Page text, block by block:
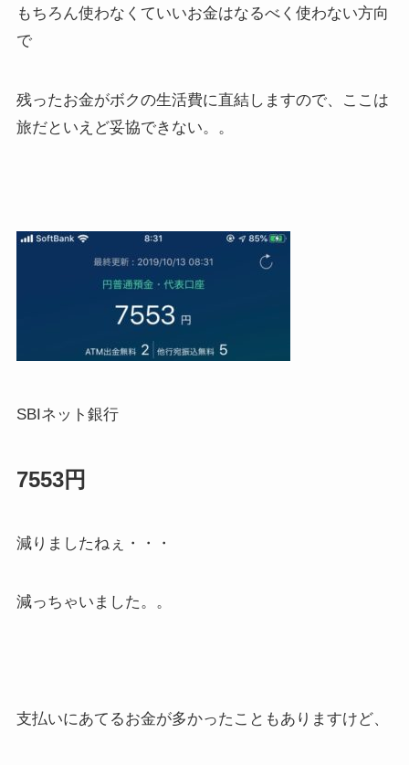
もちろん使わなくていいお金はなるべく使わない方向
で
残ったお金がボクの生活費に直結しますので、ここは
旅だといえど妥協できない。。
SBIネット銀行
7553円
減りましたねぇ・・・
減っちゃいました。。
支払いにあてるお金が多かったこともありますけど、